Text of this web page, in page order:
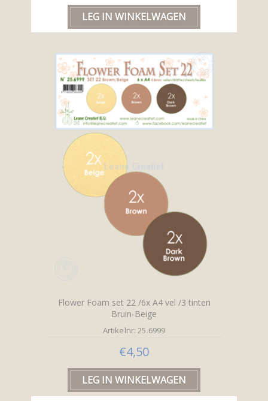
Flower Foam set 22 /6x A4 vel /3 tinten
Bruin-Beige
Artikelnr: 25.6999
€4,50